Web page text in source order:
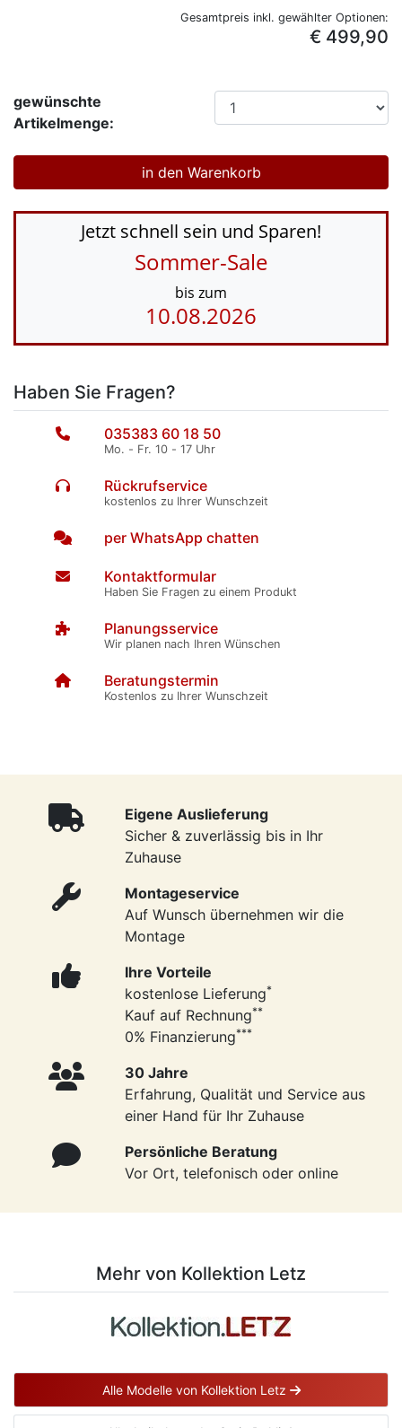
Gesamtpreis inkl. gewählter Optionen:
€ 499,90
gewünschte
Artikelmenge:
Jetzt schnell sein und Sparen!
Sommer-Sale
bis zum
10.08.2026
Haben Sie Fragen?
035383 60 18 50
Mo. - Fr. 10 - 17 Uhr
Rückrufservice
kostenlos zu Ihrer Wunschzeit
per WhatsApp chatten
Kontaktformular
Haben Sie Fragen zu einem Produkt
Planungsservice
Wir planen nach Ihren Wünschen
Beratungstermin
Kostenlos zu Ihrer Wunschzeit
Eigene Auslieferung
Sicher & zuverlässig bis in Ihr
Zuhause
Montageservice
Auf Wunsch übernehmen wir die
Montage
Ihre Vorteile
kostenlose Lieferung*
Kauf auf Rechnung**
0% Finanzierung***
30 Jahre
Erfahrung, Qualität und Service aus
einer Hand für Ihr Zuhause
Persönliche Beratung
Vor Ort, telefonisch oder online
Mehr von Kollektion Letz
Alle Modelle von Kollektion Letz